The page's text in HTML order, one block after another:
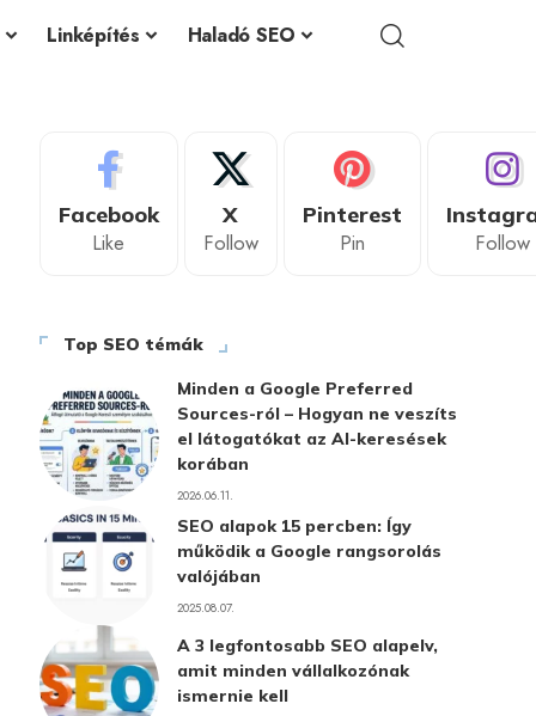
Linképítés Haladó SEO
Facebook
Like
X
Follow
Pinterest
Pin Follow
Top SEO témák
Minden a Google Preferred
Sources-ról – Hogyan ne veszíts
el látogatókat az AI-keresések
korában
2026.06.11.
SEO alapok 15 percben: Így
működik a Google rangsorolás
valójában
2025.08.07.
A 3 legfontosabb SEO alapelv,
amit minden vállalkozónak
ismernie kell